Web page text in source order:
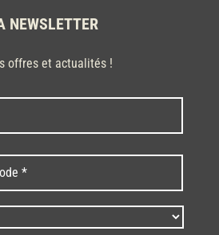
NEWSLETTER
offres et actualités !
Nom